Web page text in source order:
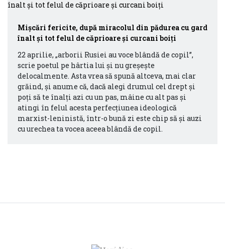
Mișcări fericite, după miracolul din pădurea cu gard
înalt și tot felul de căprioare și curcani boiți
22 aprilie, „arborii Rusiei au voce blândă de copil”,
scrie poetul pe hârtia lui și nu greșește
delocalmente. Asta vrea să spună altceva, mai clar
grăind, și anume că, dacă alegi drumul cel drept și
poți să te înalți azi cu un pas, mâine cu alt pas și
atingi în felul acesta perfecțiunea ideologică
marxist-leninistă, într-o bună zi este chip să și auzi
cu urechea ta vocea aceea blândă de copil.